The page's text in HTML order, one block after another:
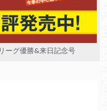
ーグ優勝&来日記念号